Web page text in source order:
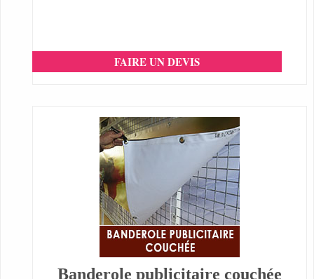
FAIRE UN DEVIS
Banderole publicitaire couchée